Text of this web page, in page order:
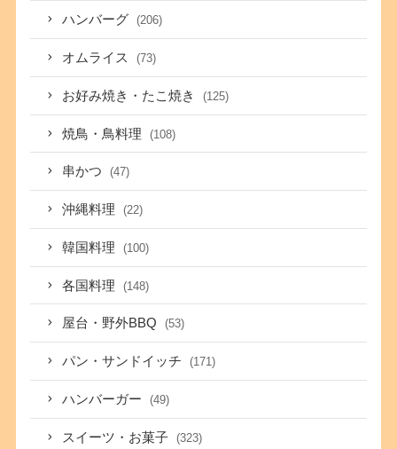
ハンバーグ (206)
オムライス (73)
お好み焼き・たこ焼き (125)
焼鳥・鳥料理 (108)
串かつ (47)
沖縄料理 (22)
韓国料理 (100)
各国料理 (148)
屋台・野外BBQ (53)
パン・サンドイッチ (171)
ハンバーガー (49)
スイーツ・お菓子 (323)